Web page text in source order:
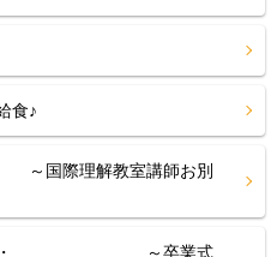
食♪
～国際理解教室講師お別
で・・・ ～卒業式